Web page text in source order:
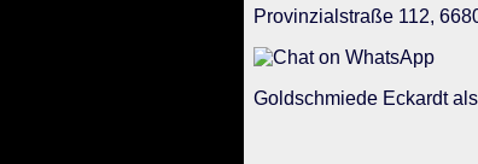
Provinzialstraße 112,
Goldschmiede Eckardt